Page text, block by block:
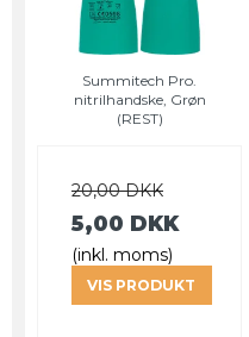
Summitech Pro.
nitrilhandske, Grøn
(REST)
20,00 DKK
5,00 DKK
(inkl. moms)
VIS PRODUKT